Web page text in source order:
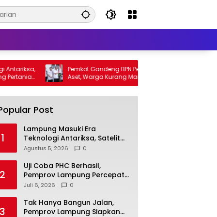
Pemkot Gandeng BPN Percepat Penataan
Aset, Warga Kurang Mampu Jadi
Prioritas Sertifikasi Tanah
Post
1
Lampung Masuki Era
Teknologi Antariksa, Satelit
Lampung-1 Siap Dukung
Agustus 5, 2026 0
2
Uji Coba PHC Berhasil,
Pemprov Lampung Percepat
Inovasi untuk Petani
Juli 6, 2026 0
3
Tak Hanya Bangun Jalan,
Pemprov Lampung Siapkan